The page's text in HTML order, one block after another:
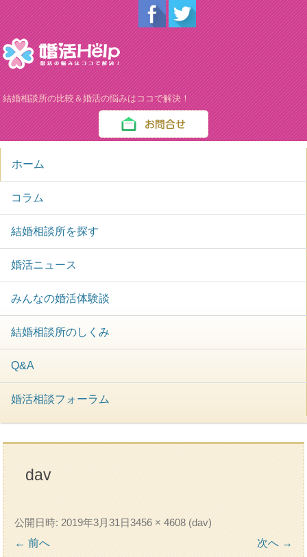
結婚相談所の比較＆婚活の悩みはココで解決！
ホーム
コラム
結婚相談所を探す
婚活ニュース
みんなの婚活体験談
結婚相談所のしくみ
Q&A
婚活相談フォーラム
dav
公開日時: 2019年3月31日3456 × 4608 (dav)
← 前へ 次へ →